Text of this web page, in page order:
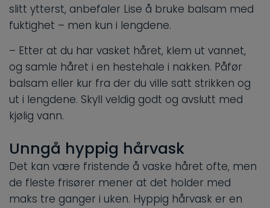
slitt ytterst, anbefaler Lise å bruke balsam med
fuktighet – men kun i lengdene.
– Etter at du har vasket håret, klem ut vannet,
og samle håret i en hestehale i nakken. Påfør
balsam eller kur fra der du ville satt strikken og
ut i lengdene. Skyll veldig godt og avslutt med
kjølig vann.
Unngå hyppig hårvask
Det kan være fristende å vaske håret ofte, men
de fleste frisører mener at det holder med
maks tre ganger i uken. Hyppig hårvask er en